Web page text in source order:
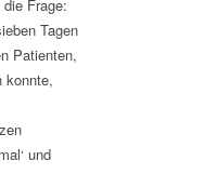
Frage:
Tagen
Patienten,
konnte,
und